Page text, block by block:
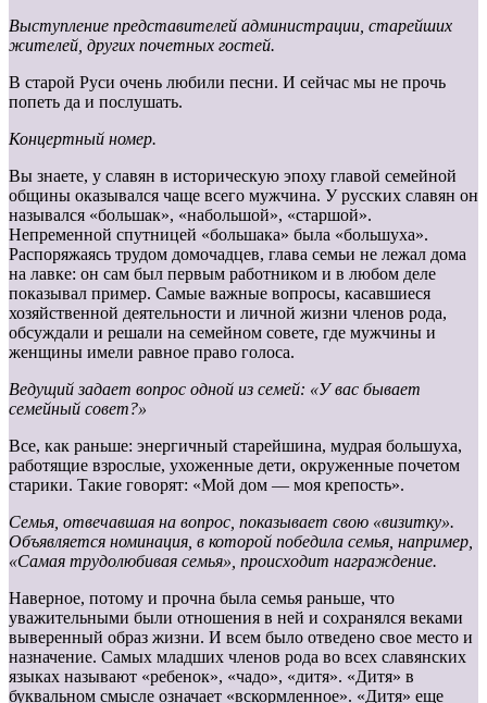
Выступление представителей администрации, старейших
жителей, других почетных гостей.
В старой Руси очень любили песни. И сейчас мы не прочь
попеть да и послушать.
Концертный номер.
Вы знаете, у славян в историческую эпоху главой семейной
общины оказывался чаще всего мужчина. У русских славян он
назывался «большак», «набольшой», «старшой».
Непременной спутницей «большака» была «большуха».
Распоряжаясь трудом домочадцев, глава семьи не лежал дома
на лавке: он сам был первым работником и в любом деле
показывал пример. Самые важные вопросы, касавшиеся
хозяйственной деятельности и личной жизни членов рода,
обсуждали и решали на семейном совете, где мужчины и
женщины имели равное право голоса.
Ведущий задает вопрос одной из семей: «У вас бывает
семейный совет?»
Все, как раньше: энергичный старейшина, мудрая большуха,
работящие взрослые, ухоженные дети, окруженные почетом
старики. Такие говорят: «Мой дом — моя крепость».
Семья, отвечавшая на вопрос, показывает свою «визитку».
Объявляется номинация, в которой победила семья, например,
«Самая трудолюбивая семья», происходит награждение.
Наверное, потому и прочна была семья раньше, что
уважительными были отношения в ней и сохранялся веками
выверенный образ жизни. И всем было отведено свое место и
назначение. Самых младших членов рода во всех славянских
языках называют «ребенок», «чадо», «дитя». «Дитя» в
буквальном смысле означает «вскормленное». «Дитя» еще